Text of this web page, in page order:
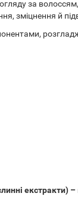
за
зміцнення й
екстракти) –